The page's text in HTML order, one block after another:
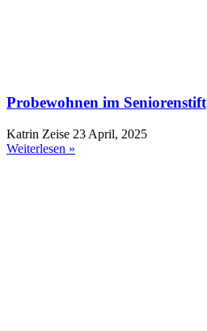
Probewohnen im Seniorenstift
Katrin Zeise 23 April, 2025
Weiterlesen »